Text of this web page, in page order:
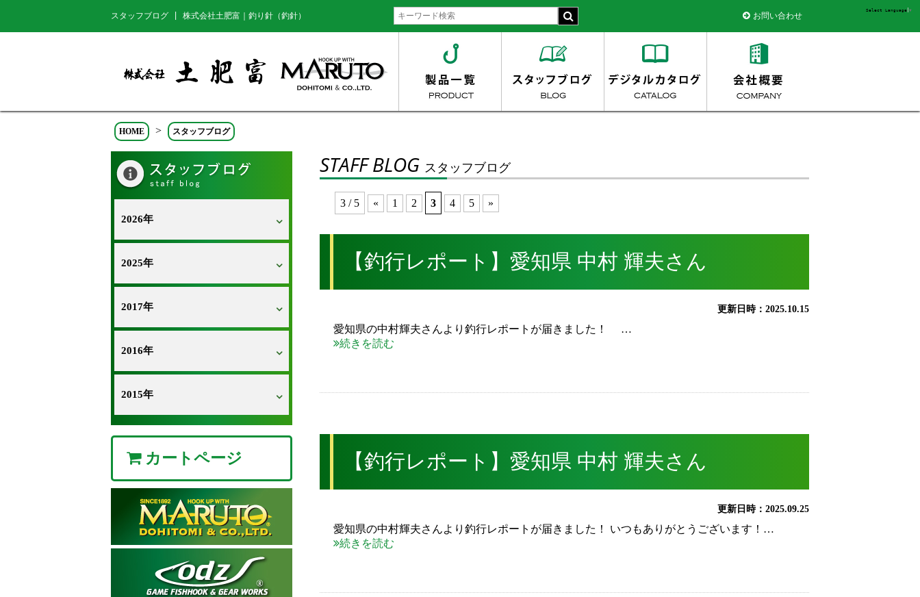
スタッフブログ | 株式会社土肥富｜釣り針（釣針） お問い合わせ
Select Language ▼
HOME > スタッフブログ
2026年
2025年
2017年
2016年
2015年
カートページ
STAFF BLOG スタッフブログ
3 / 5 « 1 2 3 4 5 »
【釣行レポート】愛知県 中村 輝夫さん
更新日時：2025.10.15
愛知県の中村輝夫さんより釣行レポートが届きました！ …
続きを読む
【釣行レポート】愛知県 中村 輝夫さん
更新日時：2025.09.25
愛知県の中村輝夫さんより釣行レポートが届きました！ いつもありがとうございます！…
続きを読む